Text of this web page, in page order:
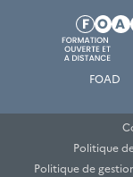
FOAD
Politique
Politique de